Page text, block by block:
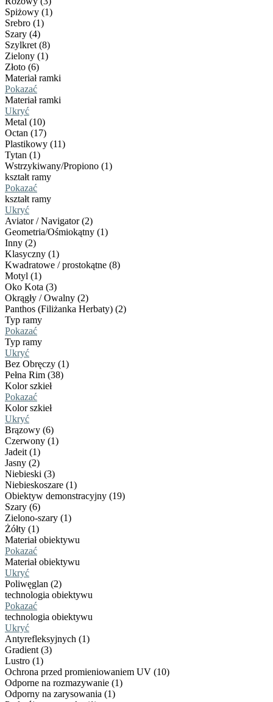
Spiżowy (1)
Srebro (1)
Szary (4)
Szylkret (8)
Zielony (1)
Złoto (6)
Materiał ramki
Pokazać
Materiał ramki
Ukryć
Metal (10)
Octan (17)
Plastikowy (11)
Tytan (1)
Wstrzykiwany/Propiono (1)
kształt ramy
Pokazać
kształt ramy
Ukryć
Aviator / Navigator (2)
Geometria/Ośmiokątny (1)
Inny (2)
Klasyczny (1)
Kwadratowe / prostokątne (8)
Motyl (1)
Oko Kota (3)
Okrągły / Owalny (2)
Panthos (Filiżanka Herbaty) (2)
Typ ramy
Pokazać
Typ ramy
Ukryć
Bez Obręczy (1)
Pełna Rim (38)
Kolor szkieł
Pokazać
Kolor szkieł
Ukryć
Brązowy (6)
Czerwony (1)
Jadeit (1)
Jasny (2)
Niebieski (3)
Niebieskoszare (1)
Obiektyw demonstracyjny (19)
Szary (6)
Zielono-szary (1)
Żółty (1)
Materiał obiektywu
Pokazać
Materiał obiektywu
Ukryć
Poliwęglan (2)
technologia obiektywu
Pokazać
technologia obiektywu
Ukryć
Antyrefleksyjnych (1)
Gradient (3)
Lustro (1)
Ochrona przed promieniowaniem UV (10)
Odporne na rozmazywanie (1)
Odporny na zarysowania (1)